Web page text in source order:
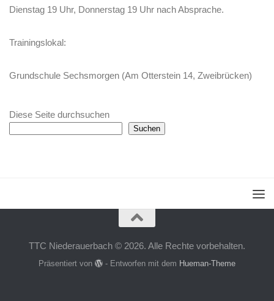
Dienstag 19 Uhr, Donnerstag 19 Uhr nach Absprache.
Trainingslokal:
Grundschule Sechsmorgen (Am Otterstein 14, Zweibrücken)
Diese Seite durchsuchen
Suchen
TTC Niederauerbach © 2026. Alle Rechte vorbehalten.
Präsentiert von - Entworfen mit dem Hueman-Theme